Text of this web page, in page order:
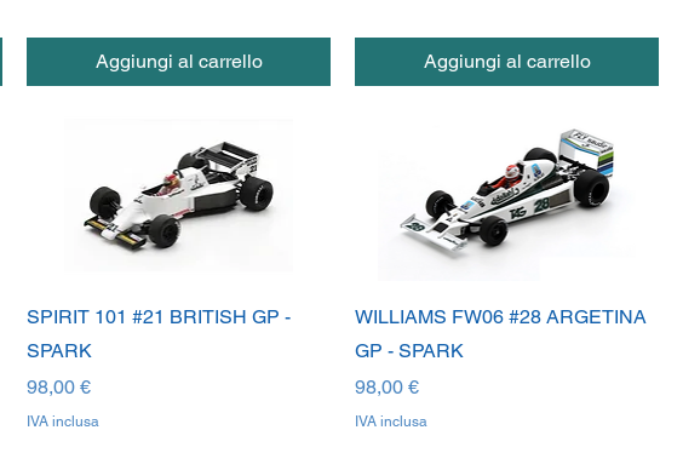
Aggiungi al carrello Aggiungi al carrello
SPIRIT 101 #21 BRITISH GP -
SPARK
Prezzo
98,00 €
IVA inclusa
WILLIAMS FW06 #28 ARGETINA
GP - SPARK
Prezzo
98,00 €
IVA inclusa